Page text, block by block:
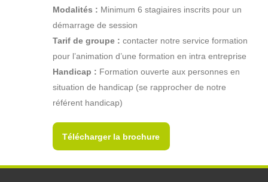
Modalités : Minimum 6 stagiaires inscrits pour un
démarrage de session
Tarif de groupe : contacter notre service formation
pour l’animation d’une formation en intra entreprise
Handicap : Formation ouverte aux personnes en
situation de handicap (se rapprocher de notre
référent handicap)
Télécharger la brochure